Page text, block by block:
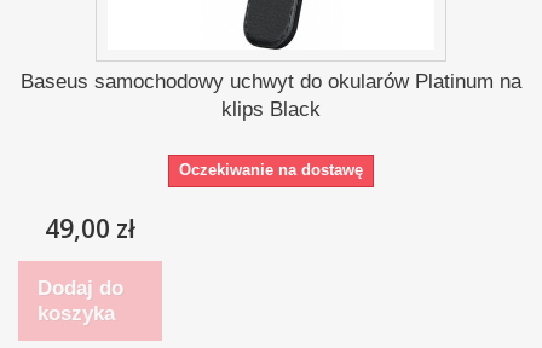
Baseus samochodowy uchwyt do okularów Platinum na
klips Black
Oczekiwanie na dostawę
49,00 zł
Dodaj do
koszyka